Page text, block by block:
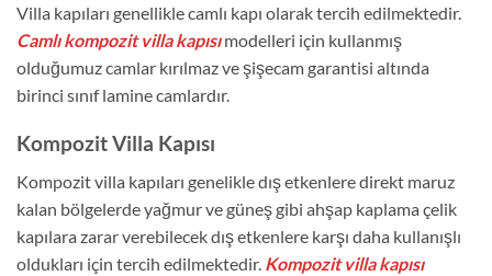
Villa kapıları genellikle camlı kapı olarak tercih edilmektedir.
Camlı kompozit villa kapısımodelleri için kullanmış
olduğumuz camlar kırılmaz ve şişecam garantisi altında
birinci sınıf lamine camlardır.
Kompozit Villa Kapısı
Kompozit villa kapıları genelikle dış etkenlere direkt maruz
kalan bölgelerde yağmur ve güneş gibi ahşap kaplama çelik
kapılara zarar verebilecek dış etkenlere karşı daha kullanışlı
oldukları için tercih edilmektedir. Kompozit villa kapısı